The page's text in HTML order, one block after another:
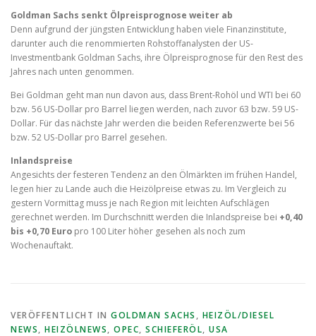
Goldman Sachs senkt Ölpreisprognose weiter ab
Denn aufgrund der jüngsten Entwicklung haben viele Finanzinstitute,
darunter auch die renommierten Rohstoffanalysten der US-
Investmentbank Goldman Sachs, ihre Ölpreisprognose für den Rest des
Jahres nach unten genommen.
Bei Goldman geht man nun davon aus, dass Brent-Rohöl und WTI bei 60
bzw. 56 US-Dollar pro Barrel liegen werden, nach zuvor 63 bzw. 59 US-
Dollar. Für das nächste Jahr werden die beiden Referenzwerte bei 56
bzw. 52 US-Dollar pro Barrel gesehen.
Inlandspreise
Angesichts der festeren Tendenz an den Ölmärkten im frühen Handel,
legen hier zu Lande auch die Heizölpreise etwas zu. Im Vergleich zu
gestern Vormittag muss je nach Region mit leichten Aufschlägen
gerechnet werden. Im Durchschnitt werden die Inlandspreise bei +0,40
bis +0,70 Euro pro 100 Liter höher gesehen als noch zum
Wochenauftakt.
VERÖFFENTLICHT IN GOLDMAN SACHS , HEIZÖL/DIESEL
NEWS, HEIZÖLNEWS, OPEC, SCHIEFERÖL, USA